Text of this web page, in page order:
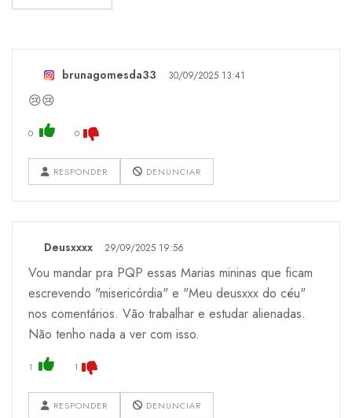
brunagomesda33 30/09/2025 13:41
😢😢
0 0
RESPONDER DENUNCIAR
Deusxxxx 29/09/2025 19:56
Vou mandar pra PQP essas Marias mininas que ficam
escrevendo "misericórdia" e "Meu deusxxx do céu"
nos comentários. Vão trabalhar e estudar alienadas.
Não tenho nada a ver com isso.
1 1
RESPONDER DENUNCIAR